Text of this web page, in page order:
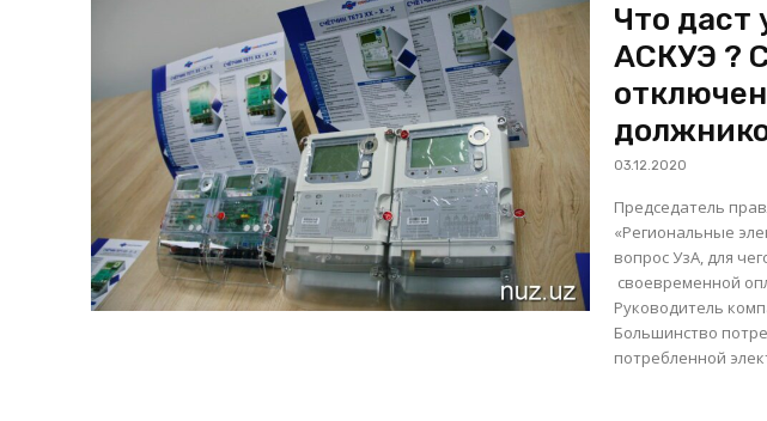
Что даст
АСКУЭ ?
03.12.2020
Председатель
«Региональные
вопрос УзА, для
своевременной
Руководитель
Большинство
потребленной